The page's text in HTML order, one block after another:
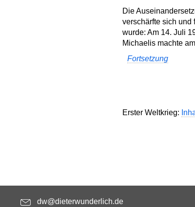
Die
verschärfte sich
wurde: Am 14. Juli
Michaelis machte
Fortsetzung
Erster Weltkrieg:
dw@dieterwunderlich.de